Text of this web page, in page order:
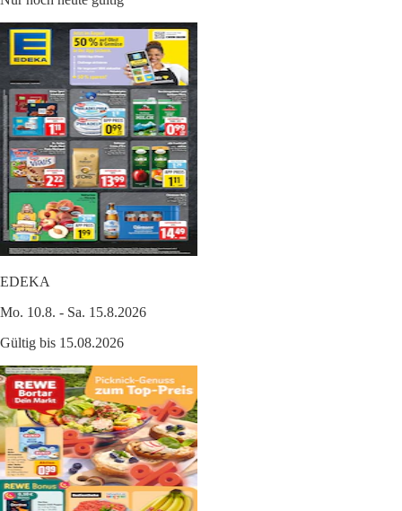
EDEKA
Mo. 10.8. - Sa. 15.8.2026
Gültig bis 15.08.2026